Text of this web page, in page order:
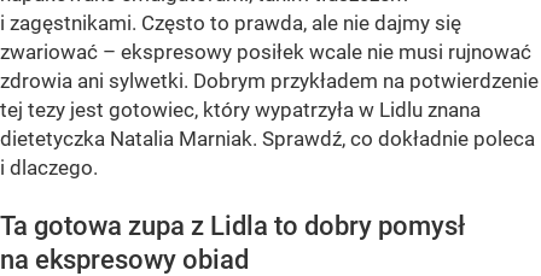
i zagęstnikami. Często to prawda, ale nie dajmy się
zwariować – ekspresowy posiłek wcale nie musi rujnować
zdrowia ani sylwetki. Dobrym przykładem na potwierdzenie
tej tezy jest gotowiec, który wypatrzyła w Lidlu znana
dietetyczka Natalia Marniak. Sprawdź, co dokładnie poleca
i dlaczego.
Ta gotowa zupa z Lidla to dobry pomysł
na ekspresowy obiad